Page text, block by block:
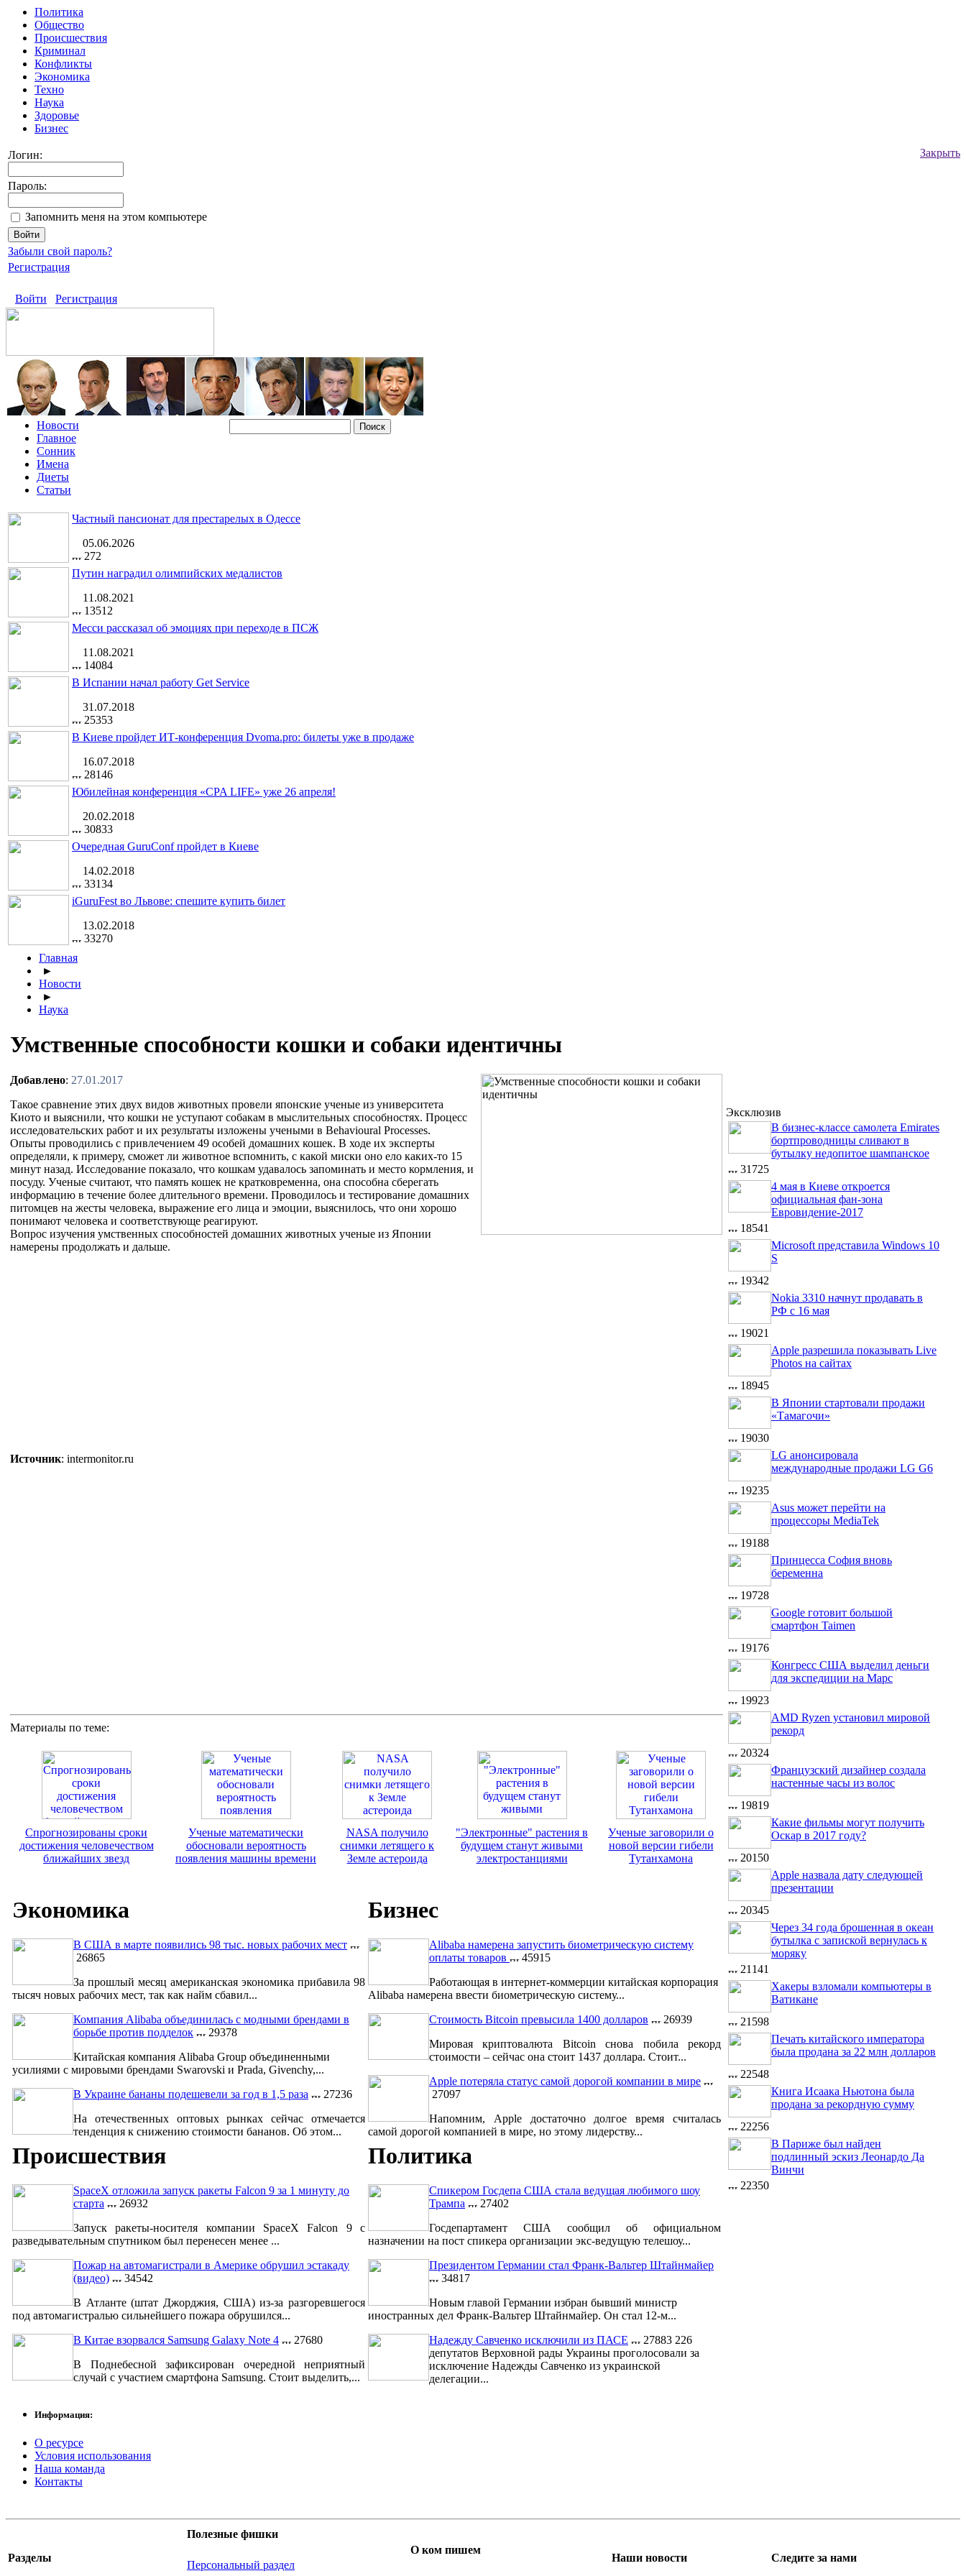
Политика
Общество
Происшествия
Криминал
Конфликты
Экономика
Техно
Наука
Здоровье
Бизнес
Закрыть
Логин:
Пароль:
Запомнить меня на этом компьютере
Забыли свой пароль?
Регистрация
Войти Регистрация
Новости
Главное
Сонник
Имена
Диеты
Статьи
Частный пансионат для престарелых в Одессе
05.06.2026
272
Путин наградил олимпийских медалистов
11.08.2021
13512
Месси рассказал об эмоциях при переходе в ПСЖ
11.08.2021
14084
В Испании начал работу Get Service
31.07.2018
25353
В Киеве пройдет ИТ-конференция Dvoma.pro: билеты уже в продаже
16.07.2018
28146
Юбилейная конференция «CPA LIFE» уже 26 апреля!
20.02.2018
30833
Очередная GuruConf пройдет в Киеве
14.02.2018
33134
iGuruFest во Львове: спешите купить билет
13.02.2018
33270
Главная
►
Новости
►
Наука
Умственные способности кошки и собаки идентичны
Добавлено: 27.01.2017
Такое сравнение этих двух видов животных провели японские ученые из университета
Киото и выяснили, что кошки не уступают собакам в мыслительных способностях. Процесс
исследовательских работ и их результаты изложены учеными в Behavioural Processes.
Опыты проводились с привлечением 49 особей домашних кошек. В ходе их эксперты
определяли, к примеру, сможет ли животное вспомнить, с какой миски оно ело каких-то 15
минут назад. Исследование показало, что кошкам удавалось запоминать и место кормления, и
посуду. Ученые считают, что память кошек не кратковременна, она способна сберегать
информацию в течение более длительного времени. Проводилось и тестирование домашних
питомцев на жесты человека, выражение его лица и эмоции, выяснилось, что они хорошо
понимают человека и соответствующе реагируют.
Вопрос изучения умственных способностей домашних животных ученые из Японии
намерены продолжать и дальше.
Источник: intermonitor.ru
Материалы по теме:
Спрогнозированы сроки
достижения человечеством
ближайших звезд
Ученые математически
обосновали вероятность
появления машины времени
NASA получило
снимки летящего к
Земле астероида
"Электронные" растения в
будущем станут живыми
электростанциями
Ученые заговорили о
новой версии гибели
Тутанхамона
Экономика
В США в марте появились 98 тыс. новых рабочих мест
26865
За прошлый месяц американская экономика прибавила 98
тысяч новых рабочих мест, так как найм сбавил...
Компания Alibaba объединилась с модными брендами в
борьбе против подделок
29378
Китайская компания Alibaba Group объединенными
усилиями с мировыми брендами Swarovski и Prada, Givenchy,...
В Украине бананы подешевели за год в 1,5 раза
27236
На отечественных оптовых рынках сейчас отмечается
тенденция к снижению стоимости бананов. Об этом...
Бизнес
Alibaba намерена запустить биометрическую систему
оплаты товаров
45915
Работающая в интернет-коммерции китайская корпорация
Alibaba намерена ввести биометрическую систему...
Стоимость Bitcoin превысила 1400 долларов
26939
Мировая криптовалюта Bitcoin снова побила рекорд
стоимости – сейчас она стоит 1437 доллара. Стоит...
Apple потеряла статус самой дорогой компании в мире
27097
Напомним, Apple достаточно долгое время считалась
самой дорогой компанией в мире, но этому лидерству...
Происшествия
SpaceX отложила запуск ракеты Falcon 9 за 1 минуту до
старта
26932
Запуск ракеты-носителя компании SpaceX Falcon 9 с
разведывательным спутником был перенесен менее ...
Пожар на автомагистрали в Америке обрушил эстакаду
(видео)
34542
В Атланте (штат Джорджия, США) из-за разгоревшегося
под автомагистралью сильнейшего пожара обрушился...
В Китае взорвался Samsung Galaxy Note 4
27680
В Поднебесной зафиксирован очередной неприятный
случай с участием смартфона Samsung. Стоит выделить,...
Политика
Спикером Госдепа США стала ведущая любимого шоу
Трампа
27402
Госдепартамент США сообщил об официальном
назначении на пост спикера организации экс-ведущую телешоу...
Президентом Германии стал Франк-Вальтер Штайнмайер
34817
Новым главой Германии избран бывший министр
иностранных дел Франк-Вальтер Штайнмайер. Он стал 12-м...
Надежду Савченко исключили из ПАСЕ
27883 226
депутатов Верховной рады Украины проголосовали за
исключение Надежды Савченко из украинской
делегации...
Эксклюзив
В бизнес-классе самолета Emirates
бортпроводницы сливают в
бутылку недопитое шампанское
31725
4 мая в Киеве откроется
официальная фан-зона
Евровидение-2017
18541
Microsoft представила Windows 10
S
19342
Nokia 3310 начнут продавать в
РФ с 16 мая
19021
Apple разрешила показывать Live
Photos на сайтах
18945
В Японии стартовали продажи
«Тамагочи»
19030
LG анонсировала
международные продажи LG G6
19235
Asus может перейти на
процессоры MediaTek
19188
Принцесса София вновь
беременна
19728
Google готовит большой
смартфон Taimen
19176
Конгресс США выделил деньги
для экспедиции на Марс
19923
AMD Ryzen установил мировой
рекорд
20324
Французский дизайнер создала
настенные часы из волос
19819
Какие фильмы могут получить
Оскар в 2017 году?
20150
Apple назвала дату следующей
презентации
20345
Через 34 года брошенная в океан
бутылка с запиской вернулась к
моряку
21141
Хакеры взломали компьютеры в
Ватикане
21598
Печать китайского императора
была продана за 22 млн долларов
22548
Книга Исаака Ньютона была
продана за рекордную сумму
22256
В Париже был найден
подлинный эскиз Леонардо Да
Винчи
22350
Информация:
О ресурсе
Условия использования
Наша команда
Контакты
Разделы
Полезные фишки
Персональный раздел
О ком пишем
Наши новости Следите за нами